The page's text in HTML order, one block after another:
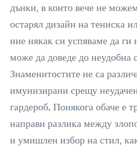
дънки, в които вече не
остарял дизайн на тениска
ние някак си успяваме да ги
може да доведе до неудобна
Знаменитостите не са
имунизирани срещу
гардероб. Понякога обаче е
направи разлика между
и умишлен избор на стил,